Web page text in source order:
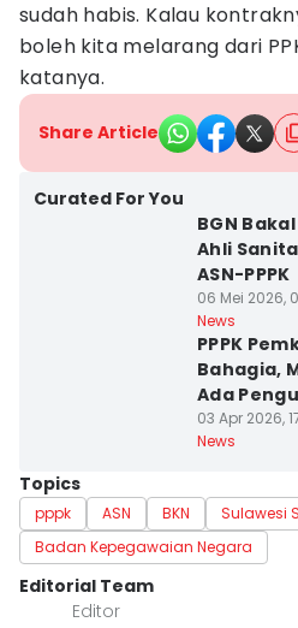
sudah habis. Kalau
boleh kita melarang dari
katanya.
Share Article
Curated For You
BGN
Ahli
ASN-PPPK
06 Mei 2026,
News
PPPK
Bahagia,
Ada
03 Apr 2026,
News
Topics
pppk ASN BKN Sulawesi
Badan Kepegawaian Negara
Editorial Team
Editor